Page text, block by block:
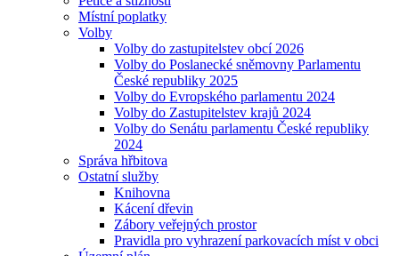
Místní poplatky
Volby
Volby do zastupitelstev obcí 2026
Volby do Poslanecké sněmovny Parlamentu
České republiky 2025
Volby do Evropského parlamentu 2024
Volby do Zastupitelstev krajů 2024
Volby do Senátu parlamentu České republiky
2024
Správa hřbitova
Ostatní služby
Knihovna
Kácení dřevin
Zábory veřejných prostor
Pravidla pro vyhrazení parkovacích míst v obci